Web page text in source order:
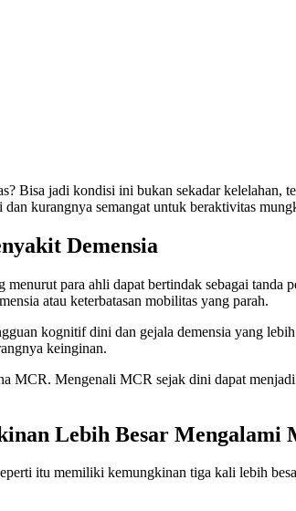
Bisa jadi kondisi ini bukan sekadar kelelahan,
kurangnya semangat untuk beraktivitas
Demensia
para ahli dapat bertindak sebagai
atau keterbatasan mobilitas yang parah.
kognitif dini dan gejala demensia yang
keinginan.
Mengenali MCR sejak dini dapat
Lebih Besar Mengalami
itu memiliki kemungkinan tiga kali lebih